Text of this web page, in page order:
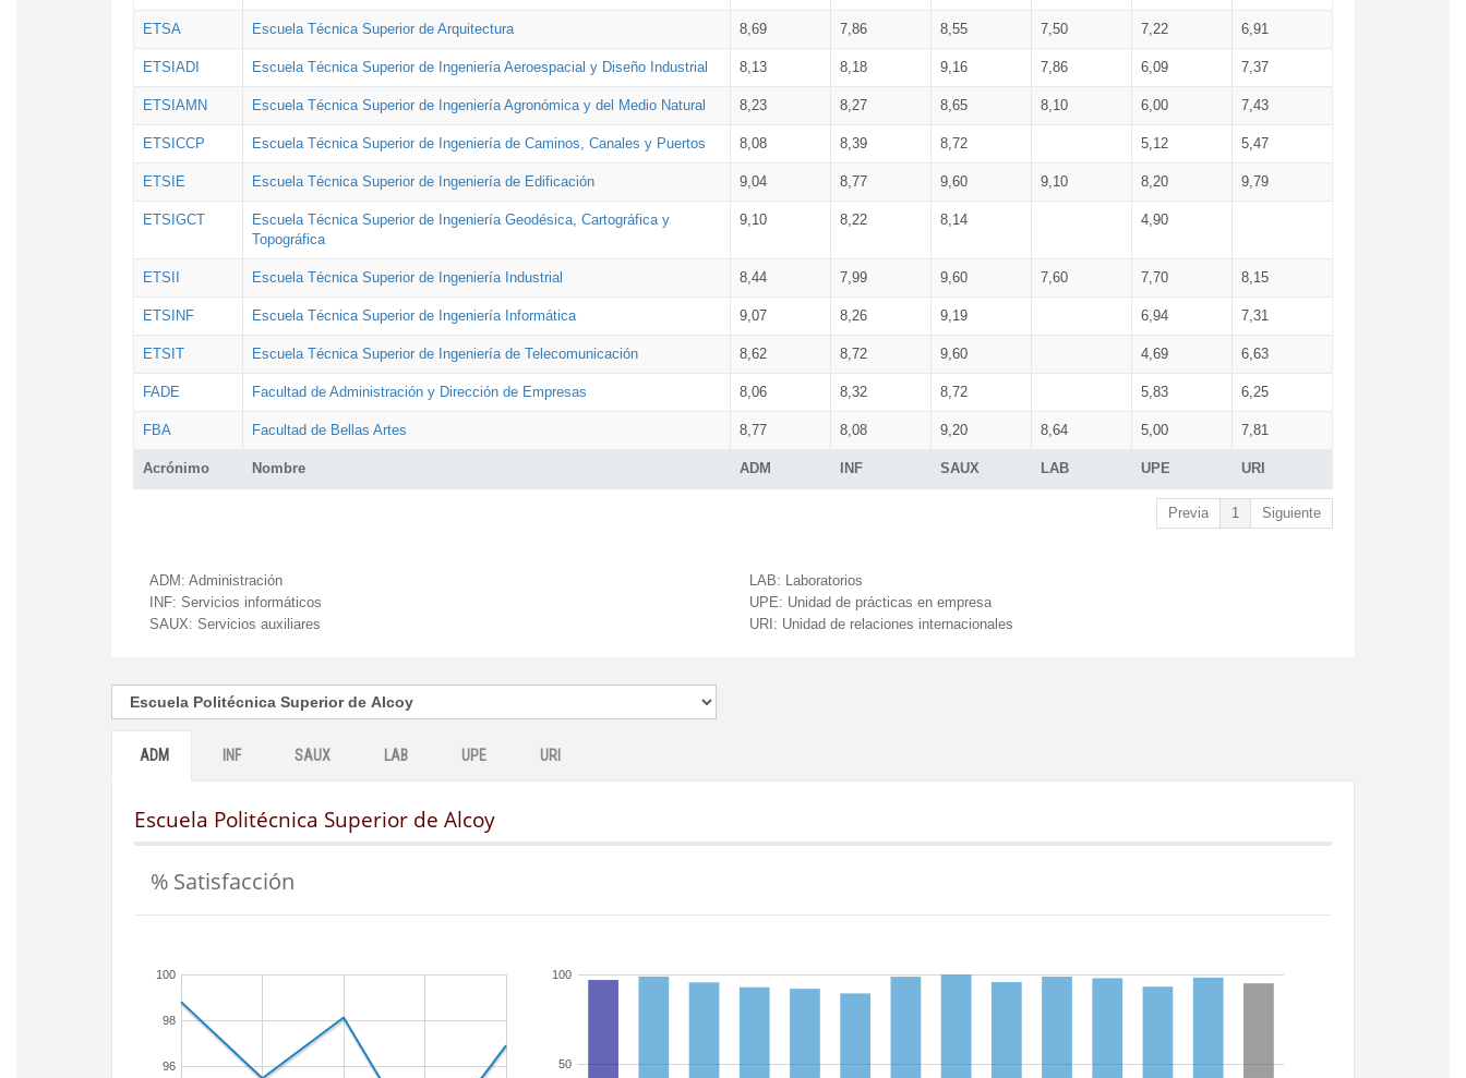
Acrónimo Nombre ADM INF SAUX LAB UPE URI
ETSA Escuela Técnica Superior de Arquitectura 8,69 7,86 8,55 7,50 7,22 6,91
ETSIADI Escuela Técnica Superior de Ingeniería Aeroespacial y Diseño Industrial 8,13 8,18 9,16 7,86 6,09 7,37
ETSIAMN Escuela Técnica Superior de Ingeniería Agronómica y del Medio Natural 8,23 8,27 8,65 8,10 6,00 7,43
ETSICCP Escuela Técnica Superior de Ingeniería de Caminos, Canales y Puertos 8,08 8,39 8,72 5,12 5,47
ETSIE Escuela Técnica Superior de Ingeniería de Edificación 9,04 8,77 9,60 9,10 8,20 9,79
ETSIGCT
Escuela Técnica Superior de Ingeniería Geodésica, Cartográfica y
Topográfica
9,10 8,22 8,14 4,90
ETSII Escuela Técnica Superior de Ingeniería Industrial 8,44 7,99 9,60 7,60 7,70 8,15
ETSINF Escuela Técnica Superior de Ingeniería Informática 9,07 8,26 9,19 6,94 7,31
ETSIT Escuela Técnica Superior de Ingeniería de Telecomunicación 8,62 8,72 9,60 4,69 6,63
FADE Facultad de Administración y Dirección de Empresas 8,06 8,32 8,72 5,83 6,25
FBA Facultad de Bellas Artes 8,77 8,08 9,20 8,64 5,00 7,81
Previa 1 Siguiente
ADM: Administración
INF: Servicios informáticos
SAUX: Servicios auxiliares
LAB: Laboratorios
UPE: Unidad de prácticas en empresa
URI: Unidad de relaciones internacionales
ADM INF SAUX LAB UPE URI
Escuela Politécnica Superior de Alcoy
% Satisfacción
96
98
100
50
100